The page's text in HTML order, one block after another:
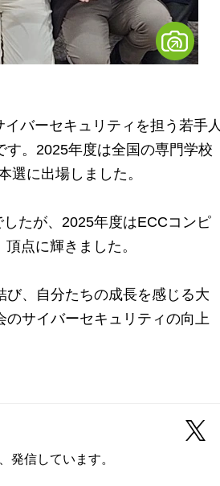
バーセキュリティを担う若手人
。2025年度は全国の専門学校
選に出場しました。
たが、2025年度はECCコンピ
点に輝きました。
、自分たちの成長を感じる大
サイバーセキュリティの向上
発信しています。